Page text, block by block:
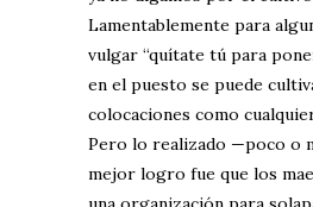
Lamentablemente para
vulgar “quítate tú para
en el puesto se puede
colocaciones como
Pero lo realizado —poco o
mejor logro fue que los